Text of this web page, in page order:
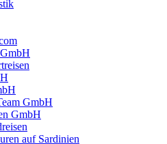
GmbH
GmbH
auf Sardinien